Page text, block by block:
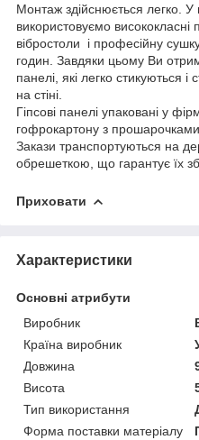
Монтаж здійснюється легко.
використовуємо висококласні
вібростоли і професійну
годин. Завдяки цьому Ви
панелі, які легко стикуються
на стіні.
Гіпсові панелі упаковані у
гофрокартону з
Закази транспортуються на
обрешеткою, що гарантує їх
Приховати
Характеристики
Основні атрибути
Виробник
Країна виробник
Довжина
Висота
Тип використання
Форма поставки матеріалу